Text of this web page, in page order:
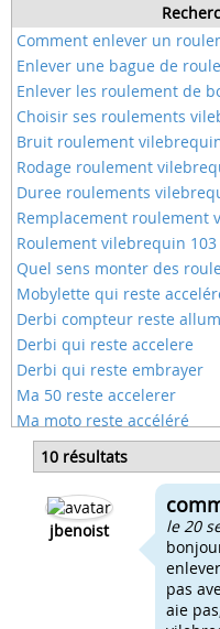
Comment enlever un
Enlever une bague de
Enlever les roulement de
Choisir ses roulements
Bruit roulement
Rodage roulement
Duree roulements
Remplacement roulement
Roulement vilebrequin 103
Quel sens monter des
Mobylette qui reste
Derbi compteur reste
Derbi qui reste accelere
Derbi qui reste embrayer
Ma 50 reste accelerer
Ma moto reste accéléré
Ma moto reste accelerer
Clignotant reste alume
Accelerateur de scooter
Compteur moto reste à 0
10 résultats
jbenoist
le 20
pas
aie